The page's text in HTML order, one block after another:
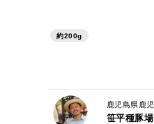
約200g
鹿児島県鹿
笹平種豚場